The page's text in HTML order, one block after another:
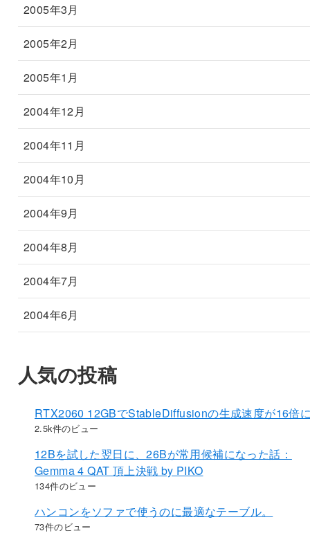
2005年3月
2005年2月
2005年1月
2004年12月
2004年11月
2004年10月
2004年9月
2004年8月
2004年7月
2004年6月
人気の投稿
RTX2060 12GBでStableDiffusionの生成速度が16倍
2.5k件のビュー
12Bを試した翌日に、26Bが常用候補になった話：
Gemma 4 QAT 頂上決戦 by PIKO
134件のビュー
ハンコンをソファで使うのに最適なテーブル。
73件のビュー